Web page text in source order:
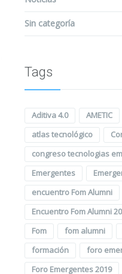
Sin categoría
Tags
Aditiva 4.0 AMETIC
atlas tecnológico
congreso tecnologias
Emergentes
encuentro Fom Alumni
Encuentro Fom Alumni
Fom
fom alumni
formación
foro
Foro Emergentes 2019